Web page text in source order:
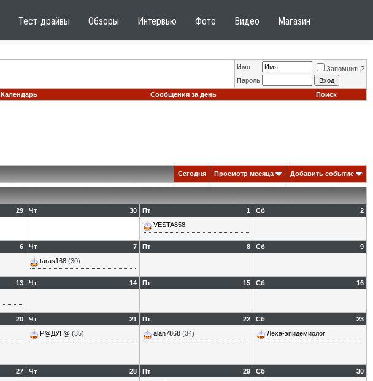
Тест-драйвы Обзоры Интервью Фото Видео Магазин
Имя
Запомнить?
Пароль
Календарь Сообщения за день Поиск
Сегодня Просмотр месяца Добавить событие
29 30
Чт 1
Пт
VESTA858
2
Сб
6 7
Чт
taras168 (30)
8
Пт 9
Сб
13 14
Чт 15
Пт 16
Сб
20 21
Чт
Р@ДУГ@ (35)
22
Пт
alan7868 (34)
23
Сб
Леха-эпидемиолог
27 28
Чт
29
Пт
30
Сб